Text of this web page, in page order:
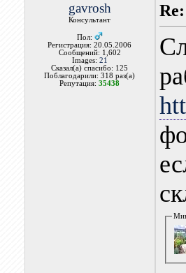
gavrosh
Консультант
Пол:
Регистрация: 20.05.2006
Сообщений: 1,602
Images: 21
Сказал(а) спасибо: 125
Поблагодарили: 318 раз(а)
Репутация:35438